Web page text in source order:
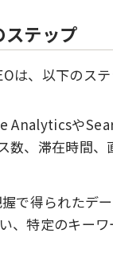
ステップ
は、以下のステ
Analyticsや
数、滞在時間
で得られたデ
、特定のキー